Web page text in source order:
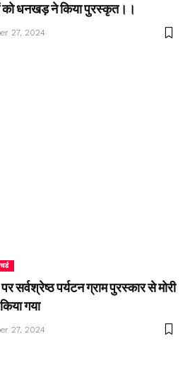
को धनखड़ ने किया पुरस्कृत।।
27, 2024
सर्वश्रेष्ठ पर्यटन ग्राम पुरस्कार से मोरी
गया
27, 2024